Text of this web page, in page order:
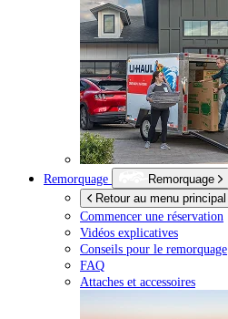
Remorquage
Remorquage
Retour au menu principal
Commencer une réservation
Vidéos explicatives
Conseils pour le remorquage
FAQ
Attaches et accessoires